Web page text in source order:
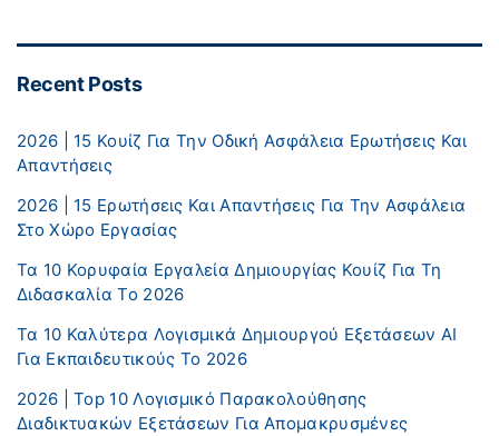
Recent Posts
2026 | 15 Κουίζ Για Την Οδική Ασφάλεια Ερωτήσεις Και
Απαντήσεις
2026 | 15 Ερωτήσεις Και Απαντήσεις Για Την Ασφάλεια
Στο Χώρο Εργασίας
Τα 10 Κορυφαία Εργαλεία Δημιουργίας Κουίζ Για Τη
Διδασκαλία Το 2026
Τα 10 Καλύτερα Λογισμικά Δημιουργού Εξετάσεων AI
Για Εκπαιδευτικούς Το 2026
2026 | Top 10 Λογισμικό Παρακολούθησης
Διαδικτυακών Εξετάσεων Για Απομακρυσμένες